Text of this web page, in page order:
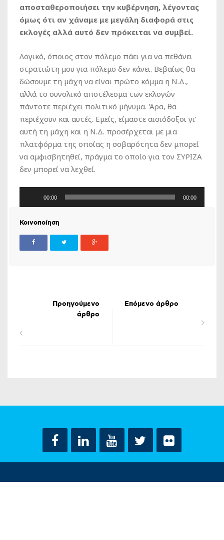
αποσταθεροποιήσει την κυβέρνηση, λέγοντας
όμως ότι αν χάναμε με μεγάλη διαφορά στις
εκλογές αλλά αυτό δεν πρόκειται να συμβεί.
Λογικό, όποιος στον πόλεμο πάει για να πεθάνει
στρατιώτη μου για πόλεμο δεν κάνει. Βεβαίως θα
δώσουμε τη μάχη να είναι πρώτο κόμμα η Ν.Δ.,
αλλά το συνολικό αποτέλεσμα των εκλογών
πάντοτε περιέχει πολιτικό μήνυμα. Άρα, θα
περιέχουν και αυτές. Εμείς, είμαστε αισιόδοξοι γι’
αυτή τη μάχη και η Ν.Δ. προσέρχεται με μια
πλατφόρμα της οποίας η σοβαρότητα δεν μπορεί
να αμφισβητηθεί, πράγμα το οποίο για τον ΣΥΡΙΖΑ
δεν μπορεί να λεχθεί.
00:00 00:00
Κοινοποίηση
Προηγούμενο
άρθρο
Επόμενο άρθρο